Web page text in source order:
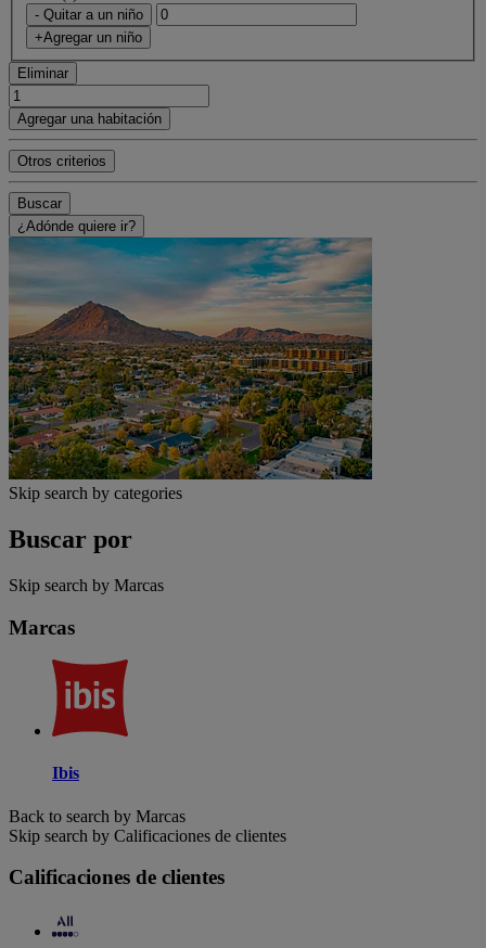
- Quitar a un niño
+Agregar un niño
Eliminar
Agregar una habitación
Otros criterios
Buscar
¿Adónde quiere ir?
Skip search by categories
Buscar por
Skip search by Marcas
Marcas
Ibis
Back to search by Marcas
Skip search by Calificaciones de clientes
Calificaciones de clientes